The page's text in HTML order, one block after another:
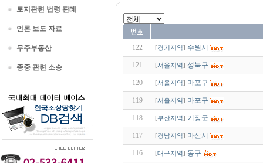
토지관련 법령 판례
언론 보도 자료
무주부동산
종중 관련 소송
122 [경기지역] 수원시
121 [서울지역] 성북구
120 [서울지역] 마포구
119 [서울지역] 마포구
118 [부산지역] 기장군
117 [경남지역] 마산시
116 [대구지역] 동구